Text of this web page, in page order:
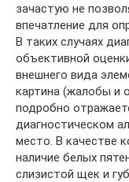
зачастую не
впечатление для
В таких случаях
объективной
внешнего вида
картина (жалобы и
подробно
диагностическом
место. В качестве
наличие белых
слизистой щек и